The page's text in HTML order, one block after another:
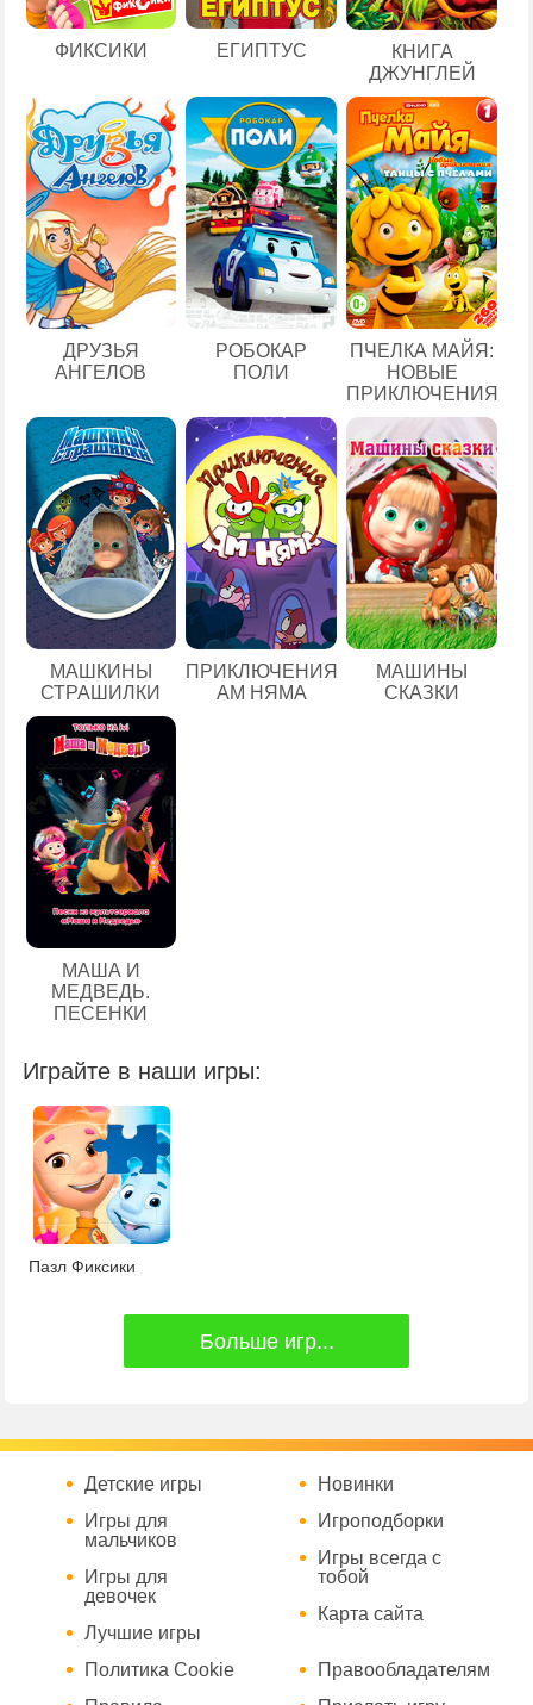
ФИКСИКИ ЕГИПТУС
КНИГА
ДЖУНГЛЕЙ
ДРУЗЬЯ
АНГЕЛОВ
РОБОКАР
ПОЛИ
ПЧЕЛКА МАЙЯ:
НОВЫЕ
ПРИКЛЮЧЕНИЯ
МАШКИНЫ
СТРАШИЛКИ
ПРИКЛЮЧЕНИЯ
АМ НЯМА
МАШИНЫ
СКАЗКИ
МАША И
МЕДВЕДЬ.
ПЕСЕНКИ
Играйте в наши игры:
Пазл Фиксики
Больше игр...
Детские игры
Игры для
мальчиков
Игры для
девочек
Лучшие игры
Новинки
Игроподборки
Игры всегда с
тобой
Карта сайта
Политика Cookie
Правообладателям